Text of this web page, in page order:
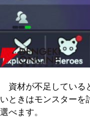
資材が不足している
いときはモンスターを
選べます。